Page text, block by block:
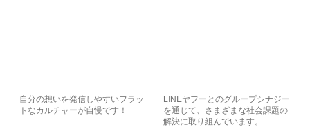
自分の想いを発信しやすいフラッ
トなカルチャーが自慢です！
LINEヤフーとのグループシナジー
を通じて、さまざまな社会課題の
解決に取り組んでいます。